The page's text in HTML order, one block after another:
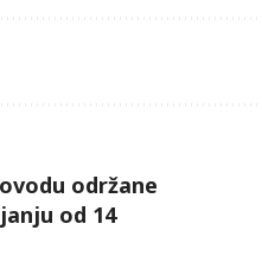
održane
od 14